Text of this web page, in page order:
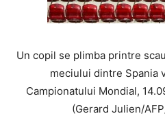
Un copil se plimba printre
meciului dintre Spania
Campionatului Mondial,
(Gerard Julien/